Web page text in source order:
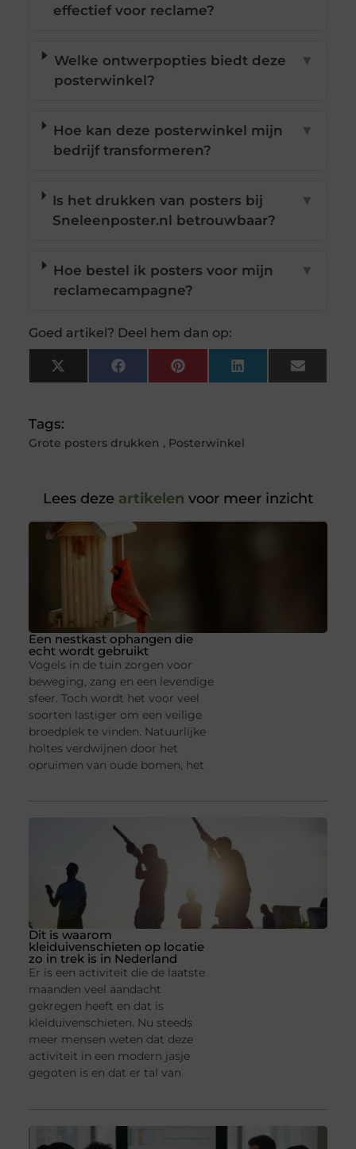
effectief voor reclame?
Welke ontwerpopties biedt deze
posterwinkel?
▼
Hoe kan deze posterwinkel mijn
bedrijf transformeren?
▼
Is het drukken van posters bij
Sneleenposter.nl betrouwbaar?
▼
Hoe bestel ik posters voor mijn
reclamecampagne?
▼
Goed artikel? Deel hem dan op:
X
(Twitter)
FacebookPinterestLinkedInEmail
Tags:
Grote posters drukken , Posterwinkel
Lees deze artikelen voor meer inzicht
Een nestkast ophangen die
echt wordt gebruikt
Vogels in de tuin zorgen voor
beweging, zang en een levendige
sfeer. Toch wordt het voor veel
soorten lastiger om een veilige
broedplek te vinden. Natuurlijke
holtes verdwijnen door het
opruimen van oude bomen, het
Dit is waarom
kleiduivenschieten op locatie
zo in trek is in Nederland
Er is een activiteit die de laatste
maanden veel aandacht
gekregen heeft en dat is
kleiduivenschieten. Nu steeds
meer mensen weten dat deze
activiteit in een modern jasje
gegoten is en dat er tal van